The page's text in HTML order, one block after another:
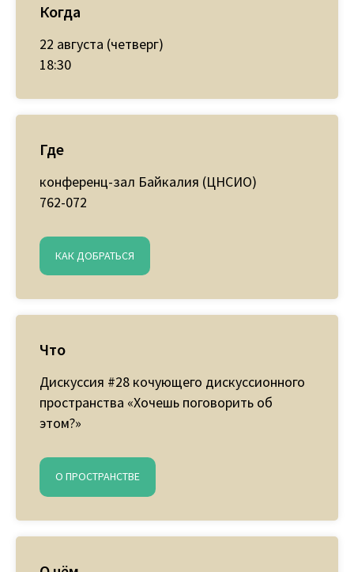
Когда
22 августа (четверг)
18:30
Где
конференц-зал Байкалия (ЦНСИО)
762-072
КАК ДОБРАТЬСЯ
Что
Дискуссия #28 кочующего дискуссионного
пространства «Хочешь поговорить об
этом?»
О ПРОСТРАНСТВЕ